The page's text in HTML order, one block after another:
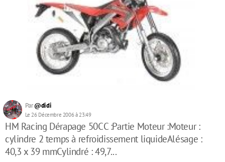
Par@didi
Le 26 Décembre 2006 à 23:49
HM Racing Dérapage 50CC :Partie Moteur :Moteur :
cylindre 2 temps à refroidissement liquideAlésage :
40,3 x 39 mmCylindré : 49,7...